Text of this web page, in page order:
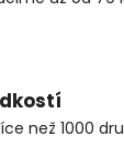
než 1000